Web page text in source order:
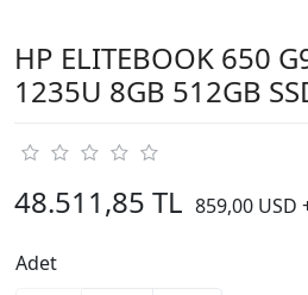
HP ELITEBOOK 650
1235U 8GB 512GB
48.511,85 TL 859,00 USD
Adet